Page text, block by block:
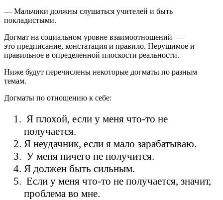
— Мальчики должны слушаться учителей и быть
покладистыми.
Догмат на социальном уровне взаимоотношений —
это предписание, констатация и правило. Нерушимое и
правильное в определенной плоскости реальности.
Ниже будут перечислены некоторые догматы по разным
темам.
Догматы по отношению к себе:
Я плохой, если у меня что-то не
получается.
Я неудачник, если я мало зарабатываю.
У меня ничего не получится.
Я должен быть сильным.
Если у меня что-то не получается, значит,
проблема во мне.